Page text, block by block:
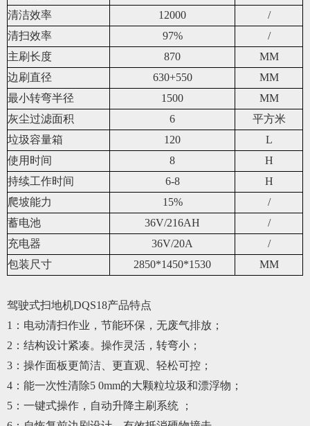
清洁效率
12000
/
清扫效率
97%
/
主刷长度
870
MM
边刷直径
630+550
MM
最小转弯半径
1500
MM
灰尘过滤面积
6
平方米
垃圾容量箱
120
L
使用时间
8
H
持续工作时间
6-8
H
爬坡能力
15%
/
蓄电池
36V/216AH
/
充电器
36V/20A
/
包装尺寸
2850*1450*1530 MM
驾驶式扫地机DQS18产品特点
1：电动清扫作业，节能环保，无废气排放；
2：结构设计紧凑。操作灵活，转弯小；
3：操作面板更简洁、更直观、轻松可控；
4：能一次性清除5 0mm的大颗粒垃圾和漂浮物；
5：一键式操作，自动升降主刷系统 ；